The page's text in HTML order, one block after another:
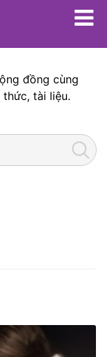
đồng cùng
thức, tài liệu.